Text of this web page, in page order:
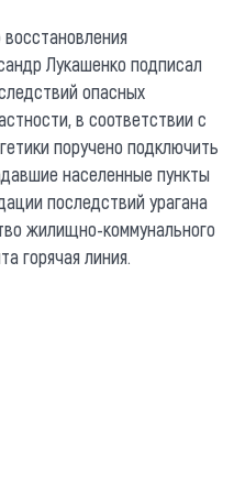
Лукашенко подписал
опасных
в соответствии с
поручено подключить
населенные пункты
последствий урагана
жилищно-коммунального
горячая линия.